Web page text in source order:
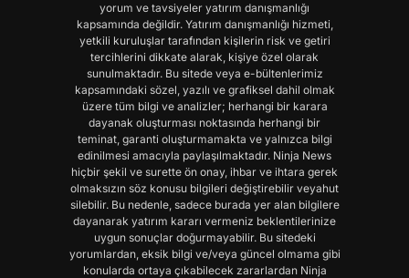
yorum ve tavsiyeler yatırım danışmanlığı
kapsamında değildir. Yatırım danışmanlığı hizmeti,
yetkili kuruluşlar tarafından kişilerin risk ve getiri
tercihlerini dikkate alarak, kişiye özel olarak
sunulmaktadır. Bu sitede veya e-bültenlerimiz
kapsamındaki sözel, yazılı ve grafiksel dahil olmak
üzere tüm bilgi ve analizler; herhangi bir karara
dayanak oluşturması noktasında herhangi bir
teminat, garanti oluşturmamakta ve yalnızca bilgi
edinilmesi amacıyla paylaşılmaktadır. Ninja News
hiçbir şekil ve surette ön onay, ihbar ve ihtara gerek
olmaksızın söz konusu bilgileri değiştirebilir veyahut
silebilir. Bu nedenle, sadece burada yer alan bilgilere
dayanarak yatırım kararı vermeniz beklentilerinize
uygun sonuçlar doğurmayabilir. Bu sitedeki
yorumlardan, eksik bilgi ve/veya güncel olmama gibi
konularda ortaya çıkabilecek zararlardan Ninja